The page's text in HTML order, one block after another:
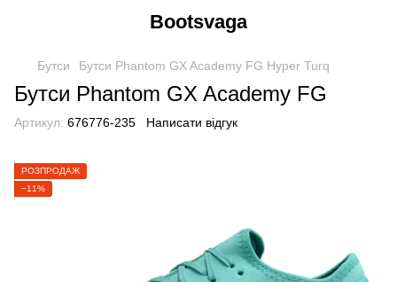
Bootsvaga
Бутси Бутси Phantom GX Academy FG Hyper Turq
Бутси Phantom GX Academy FG
Артикул: 676776-235 Написати відгук
РОЗПРОДАЖ
−11%